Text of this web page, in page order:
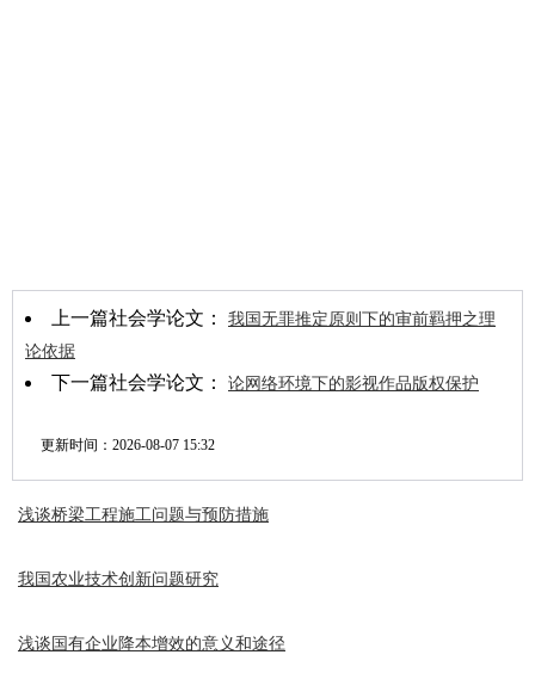
上一篇社会学论文： 我国无罪推定原则下的审前羁押之理
论依据
下一篇社会学论文： 论网络环境下的影视作品版权保护
更新时间： 2026-08-07 15:32
浅谈桥梁工程施工问题与预防措施
我国农业技术创新问题研究
浅谈国有企业降本增效的意义和途径